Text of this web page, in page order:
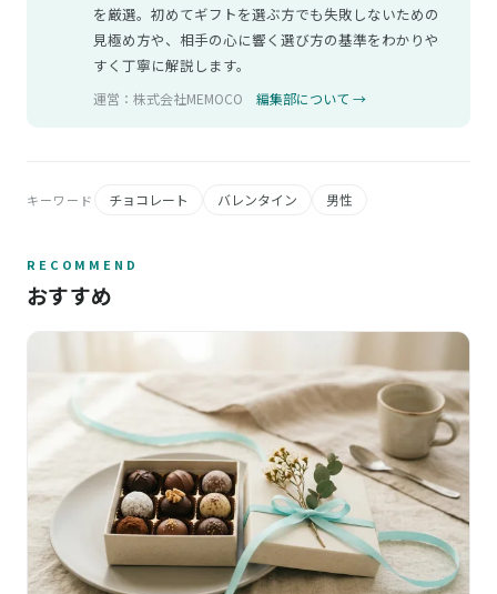
を厳選。初めてギフトを選ぶ方でも失敗しないための
見極め方や、相手の心に響く選び方の基準をわかりや
すく丁寧に解説します。
運営：株式会社MEMOCO 編集部について →
キーワード チョコレート バレンタイン 男性
RECOMMEND
おすすめ